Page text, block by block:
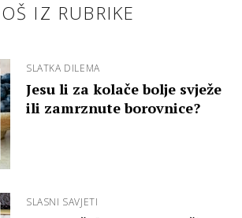
IZ RUBRIKE
SLATKA DILEMA
Jesu li za kolače bolje svježe
ili zamrznute borovnice?
SLASNI SAVJETI